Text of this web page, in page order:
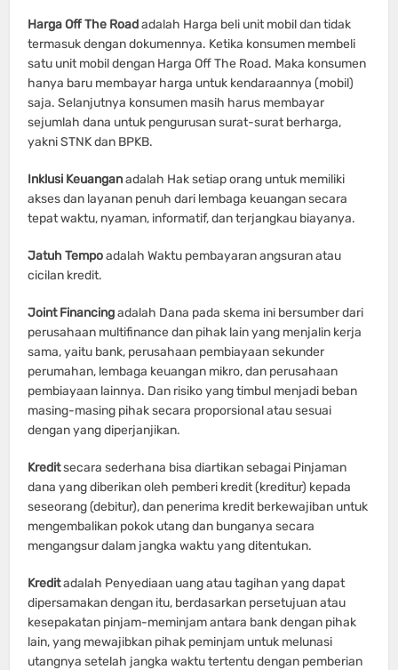
Harga Off The Roadadalah Harga beli unit mobil dan tidak
termasuk dengan dokumennya. Ketika konsumen membeli
satu unit mobil dengan Harga Off The Road. Maka konsumen
hanya baru membayar harga untuk kendaraannya (mobil)
saja. Selanjutnya konsumen masih harus membayar
sejumlah dana untuk pengurusan surat-surat berharga,
yakni STNK dan BPKB.
Inklusi Keuanganadalah Hak setiap orang untuk memiliki
akses dan layanan penuh dari lembaga keuangan secara
tepat waktu, nyaman, informatif, dan terjangkau biayanya.
Jatuh Tempoadalah Waktu pembayaran angsuran atau
cicilan kredit.
Joint Financingadalah Dana pada skema ini bersumber dari
perusahaan multifinance dan pihak lain yang menjalin kerja
sama, yaitu bank, perusahaan pembiayaan sekunder
perumahan, lembaga keuangan mikro, dan perusahaan
pembiayaan lainnya. Dan risiko yang timbul menjadi beban
masing-masing pihak secara proporsional atau sesuai
dengan yang diperjanjikan.
Kreditsecara sederhana bisa diartikan sebagai Pinjaman
dana yang diberikan oleh pemberi kredit (kreditur) kepada
seseorang (debitur), dan penerima kredit berkewajiban untuk
mengembalikan pokok utang dan bunganya secara
mengangsur dalam jangka waktu yang ditentukan.
Kreditadalah Penyediaan uang atau tagihan yang dapat
dipersamakan dengan itu, berdasarkan persetujuan atau
kesepakatan pinjam-meminjam antara bank dengan pihak
lain, yang mewajibkan pihak peminjam untuk melunasi
utangnya setelah jangka waktu tertentu dengan pemberian